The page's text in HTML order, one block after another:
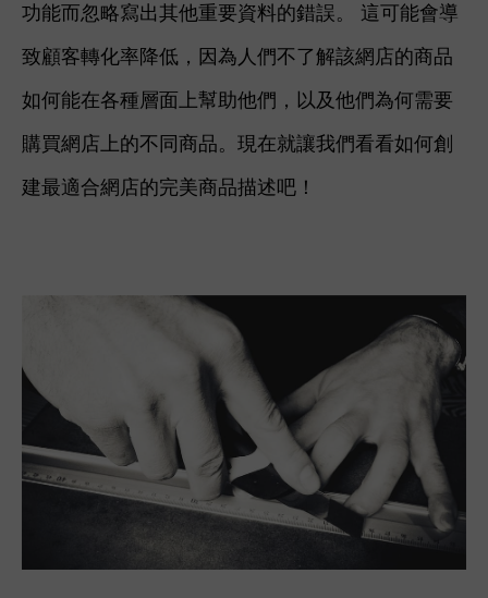
功能而忽略寫出其他重要資料的錯誤。 這可能會導
致顧客轉化率降低，因為人們不了解該網店的商品
如何能在各種層面上幫助他們，以及他們為何需要
購買網店上的不同商品。現在就讓我們看看如何創
建最適合網店的完美商品描述吧！